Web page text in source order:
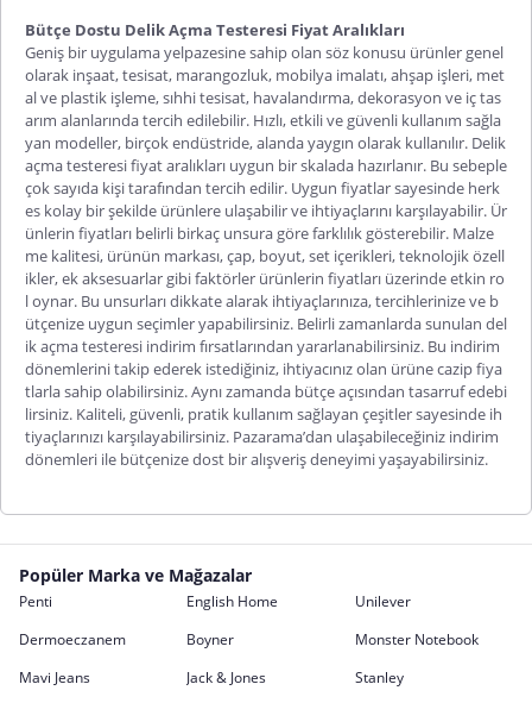
Bütçe Dostu Delik Açma Testeresi Fiyat Aralıkları
Geniş bir uygulama yelpazesine sahip olan söz konusu ürünler genel
olarak inşaat, tesisat, marangozluk, mobilya imalatı, ahşap işleri, met
al ve plastik işleme, sıhhi tesisat, havalandırma, dekorasyon ve iç tas
arım alanlarında tercih edilebilir. Hızlı, etkili ve güvenli kullanım sağla
yan modeller, birçok endüstride, alanda yaygın olarak kullanılır. Delik
açma testeresi fiyataralıkları uygun bir skalada hazırlanır. Bu sebeple
çok sayıda kişi tarafından tercih edilir. Uygun fiyatlar sayesinde herk
es kolay bir şekilde ürünlere ulaşabilir ve ihtiyaçlarını karşılayabilir. Ür
ünlerin fiyatları belirli birkaç unsura göre farklılık gösterebilir. Malze
me kalitesi, ürünün markası, çap, boyut, set içerikleri, teknolojik özell
ikler, ek aksesuarlar gibi faktörler ürünlerin fiyatları üzerinde etkin ro
l oynar. Bu unsurları dikkate alarak ihtiyaçlarınıza, tercihlerinize ve b
ütçenize uygun seçimler yapabilirsiniz. Belirli zamanlarda sunulan del
ik açma testeresi indirim fırsatlarından yararlanabilirsiniz. Bu indirim
dönemlerini takip ederek istediğiniz, ihtiyacınız olan ürüne cazip fiya
tlarla sahip olabilirsiniz. Aynı zamanda bütçe açısından tasarruf edebi
lirsiniz. Kaliteli, güvenli, pratik kullanım sağlayan çeşitler sayesinde ih
tiyaçlarınızı karşılayabilirsiniz. Pazarama’dan ulaşabileceğiniz indirim
dönemleri ile bütçenize dost bir alışveriş deneyimi yaşayabilirsiniz.
Popüler Marka ve Mağazalar
Penti English Home
Unilever
Dermoeczanem
Boyner
Monster Notebook
Mavi Jeans
Jack & Jones
Stanley